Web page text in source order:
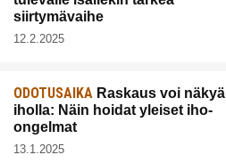
siirtymävaihe
12.2.2025
ODOTUSAIKA Raskaus voi näkyä
iholla: Näin hoidat yleiset iho-
ongelmat
13.1.2025